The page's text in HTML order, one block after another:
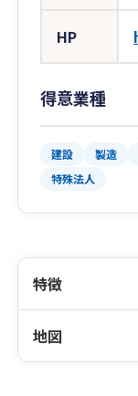
HP
得意業種
建設 製造
特殊法人
特徴
地図